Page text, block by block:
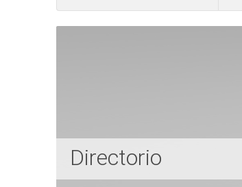
e
P
Directorio